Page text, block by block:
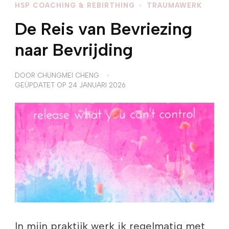
HSP COACHING & REBIRTHING TRAUMAWERK
De Reis van Bevriezing
naar Bevrijding
DOOR CHUNGMEI CHENG
GEÜPDATET OP 24 JANUARI 2026
In mijn praktijk werk ik regelmatig met